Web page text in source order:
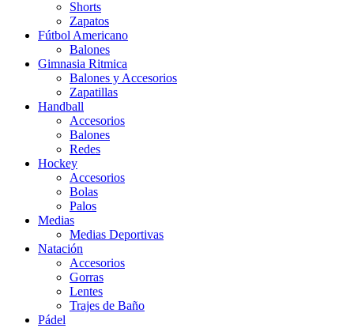
Shorts
Zapatos
Fútbol Americano
Balones
Gimnasia Ritmica
Balones y Accesorios
Zapatillas
Handball
Accesorios
Balones
Redes
Hockey
Accesorios
Bolas
Palos
Medias
Medias Deportivas
Natación
Accesorios
Gorras
Lentes
Trajes de Baño
Pádel